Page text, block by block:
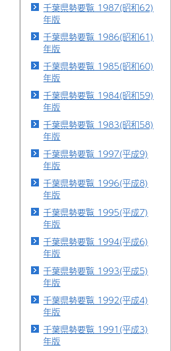
千葉県勢要覧 1987(昭和62)
年版
千葉県勢要覧 1986(昭和61)
年版
千葉県勢要覧 1985(昭和60)
年版
千葉県勢要覧 1984(昭和59)
年版
千葉県勢要覧 1983(昭和58)
年版
千葉県勢要覧 1997(平成9)
年版
千葉県勢要覧 1996(平成8)
年版
千葉県勢要覧 1995(平成7)
年版
千葉県勢要覧 1994(平成6)
年版
千葉県勢要覧 1993(平成5)
年版
千葉県勢要覧 1992(平成4)
年版
千葉県勢要覧 1991(平成3)
年版